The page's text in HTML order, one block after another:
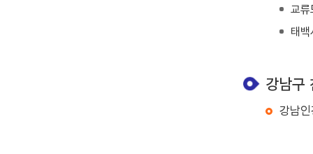
교
태
강남구
강남